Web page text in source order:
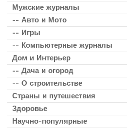
Мужские журналы
-- Авто и Мото
-- Игры
-- Компьютерные журналы
Дом и Интерьер
-- Дача и огород
-- О строительстве
Страны и путешествия
Здоровье
Научно-популярные